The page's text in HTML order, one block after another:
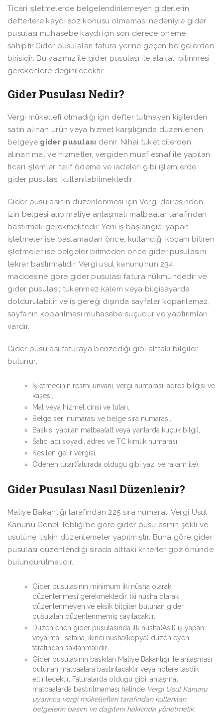
Ticari işletmelerde belgelendirilemeyen giderlerin
defterlere kaydı söz konusu olmaması nedeniyle gider
pusulası muhasebe kaydı için son derece öneme
sahiptir.Gider pusulaları fatura yerine geçen belgelerden
birisidir. Bu yazımız ile gider pusulası ile alakalı bilinmesi
gerekenlere değinilecektir.
Gider Pusulası Nedir?
Vergi mükellefi olmadığı için defter tutmayan kişilerden
satın alınan ürün veya hizmet karşılığında düzenlenen
belgeye gider pusulası denir. Nihai tüketicilerden
alınan mal ve hizmetler, vergiden muaf esnaf ile yapılan
ticari işlemler, telif ödeme ve iadeleri gibi işlemlerde
gider pusulası kullanılabilmektedir.
Gider pusulasının düzenlenmesi için Vergi dairesinden
izin belgesi alıp maliye anlaşmalı matbaalar tarafından
bastırmak gerekmektedir. Yeni iş başlangıcı yapan
işletmeler işe başlamadan önce, kullandığı koçanı bitiren
işletmeler ise belgeler bitmeden önce gider pusulasını
tekrar bastırmalıdır. Vergi usul kanunu’nun 234.
maddesine göre gider pusulası fatura hükmündedir ve
gider pusulası; tükenmez kalem veya bilgisayarda
doldurulabilir ve iş gereği dışında sayfalar koparılamaz,
sayfanın koparılması muhasebe suçudur ve yaptırımları
vardır.
Gider pusulası faturaya benzediği gibi alttaki bilgiler
bulunur;
İşletmecinin resmi ünvanı, vergi numarası, adres bilgisi ve
kaşesi,
Mal veya hizmet cinsi ve tutarı,
Belge seri numarası ve belge sıra numarası,
Baskısı yapılan matbaa(alt veya yanlarda küçük bilgi),
Satıcı adı soyadı, adres ve TC kimlik numarası,
Kesilen gelir vergisi,
Ödenen tutar(faturada olduğu gibi yazı ve rakam ile).
Gider Pusulası Nasıl Düzenlenir?
Maliye Bakanlığı tarafından 225 sıra numaralı Vergi Usul
Kanunu Genel Tebliği’ne göre gider pusulasının şekli ve
usulüne ilişkin düzenlemeler yapılmıştır. Buna göre gider
pusulası düzenlendiği sırada alttaki kriterler göz önünde
bulundurulmalıdır.
Gider pusulasının minimum iki nüsha olarak
düzenlenmesi gerekmektedir. İki nüsha olarak
düzenlenmeyen ve eksik bilgiler bulunan gider
pusulaları düzenlenmemiş sayılacaktır.
Düzenlenen gider pusulasında ilk nüsha(Asıl) iş yapan
veya malı satana, ikinci nüsha(kopya) düzenleyen
tarafından saklanmalıdır.
Gider pusulasının baskıları Maliye Bakanlığı ile anlaşması
bulunan matbaalara bastırılacaktır veya notere tasdik
ettirilecektir. Faturalarda olduğu gibi, anlaşmalı
matbaalarda bastırılmaması halinde Vergi Usul Kanunu
uyarınca vergi mükellefleri tarafından kullanılan
belgelerin basım ve dağıtımı hakkında yönetmelik